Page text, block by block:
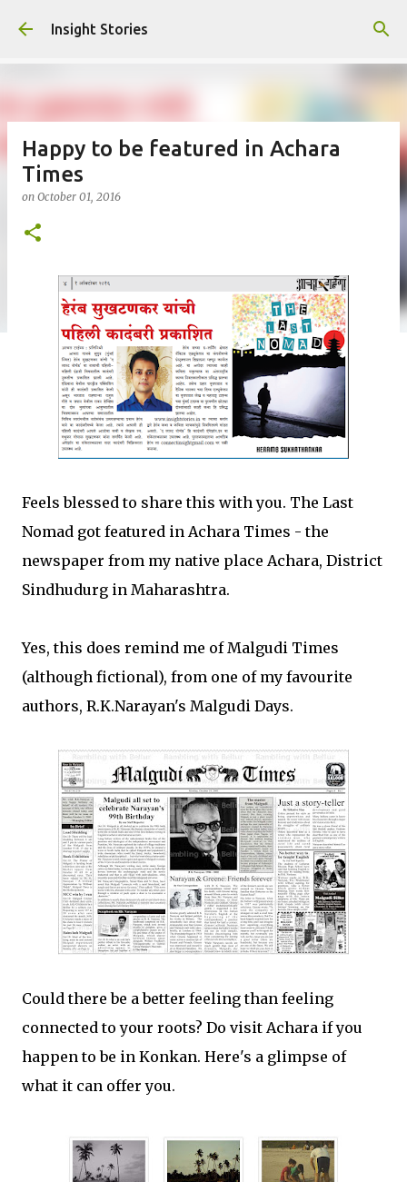
Skip to main content
Insight Stories
Happy to be featured in Achara
Times
on October 01, 2016
Feels blessed to share this with you. The Last
Nomad got featured in Achara Times - the
newspaper from my native place Achara, District
Sindhudurg in Maharashtra.
Yes, this does remind me of Malgudi Times
(although fictional), from one of my favourite
authors, R.K.Narayan's Malgudi Days.
Could there be a better feeling than feeling
connected to your roots? Do visit Achara if you
happen to be in Konkan. Here's a glimpse of
what it can offer you.